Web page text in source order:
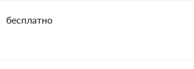
бесплатно